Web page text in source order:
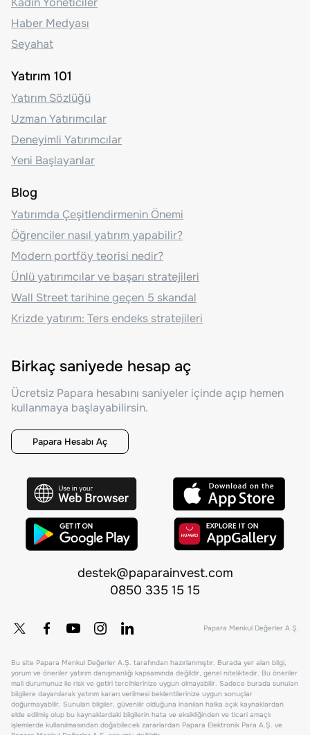
Haber Medyası
Seyahat
Yatırım 101
Yatırım Sözlüğü
Uzman Yatırımcılar
Deneyimli Yatırımcılar
Yeni Başlayanlar
Blog
Yatırımda Çeşitlendirmenin Önemi
Öğrenciler nasıl yatırım yapabilir?
Modern portföy teorisi nedir?
Ünlü yatırımcılar ve başarı stratejileri
Wall Street tarihine geçen 5 skandal
Krizde yatırım: Ters endeks stratejileri
Birkaç saniyede hesap aç
Ücretsiz Papara hesabını saniyeler içinde açıp hemen
kullanmaya başlayabilirsin.
Papara Hesabı Aç
destek@paparainvest.com
0850 335 15 15
Papara Menkul Değerler A.Ş.
Bu site Papara Menkul Değerler A.Ş. tarafından hazırlanmıştır. Burada yer alan bilgi,
yorum ve öneriler yatırım danışmanlığı kapsamında değildir, genel niteliktedir. Bu öneriler
mali durumunuz ile risk ve getiri tercihlerinize uygun olmayabilir. Sadece burada sunulan
bilgilere dayanılarak yatırım kararı verilmesi beklentilerinize uygun sonuçlar
doğurmayabilir. Sunulan bilgiler, güvenilir olduğuna inanılan halka açık kaynaklardan
elde edilmiş olup bu kaynaklardaki bilgilerin hata ve eksikliğinden ve ticari amaçlı
işlemlerde kullanılmasından doğabilecek zararlardan Papara Elektronik Para A.Ş. ve